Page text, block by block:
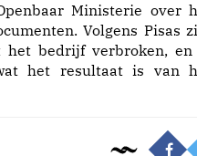
Ministerie over
Volgens Pisas
het bedrijf verbroken, en
het resultaat is van